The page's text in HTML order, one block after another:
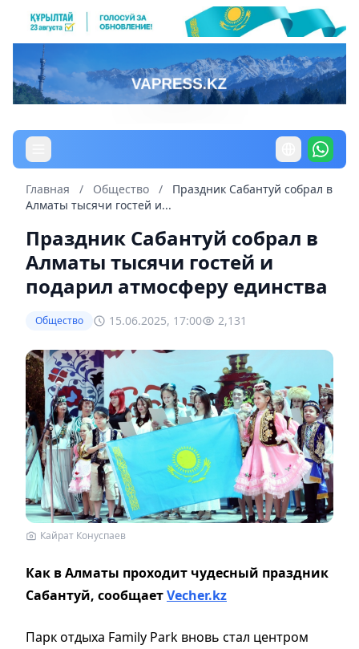
Главная / Общество /
Праздник Сабантуй собрал в
Алматы тысячи гостей и...
Праздник Сабантуй собрал в
Алматы тысячи гостей и
подарил атмосферу единства
Общество 15.06.2025, 17:00 2,131
Кайрат Конуспаев
Как в Алматы проходит чудесный праздник
Сабантуй, сообщаетVecher.kz
Парк отдыха Family Park вновь стал центром